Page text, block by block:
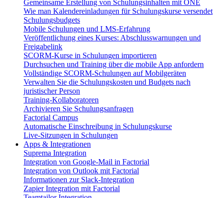
Gemeinsame Erstellung von Schulungsinhalten mit ONE
Wie man Kalendereinladungen für Schulungskurse versendet
Schulungsbudgets
Mobile Schulungen und LMS-Erfahrung
Veröffentlichung eines Kurses: Abschlusswarnungen und
Freigabelink
SCORM-Kurse in Schulungen importieren
Durchsuchen und Training über die mobile App anfordern
Vollständige SCORM-Schulungen auf Mobilgeräten
Verwalten Sie die Schulungskosten und Budgets nach
juristischer Person
Training-Kollaboratoren
Archivieren Sie Schulungsanfragen
Factorial Campus
Automatische Einschreibung in Schulungskurse
Live-Sitzungen in Schulungen
Apps & Integrationen
Suprema Integration
Integration von Google-Mail in Factorial
Integration von Outlook mit Factorial
Informationen zur Slack-Integration
Zapier Integration mit Factorial